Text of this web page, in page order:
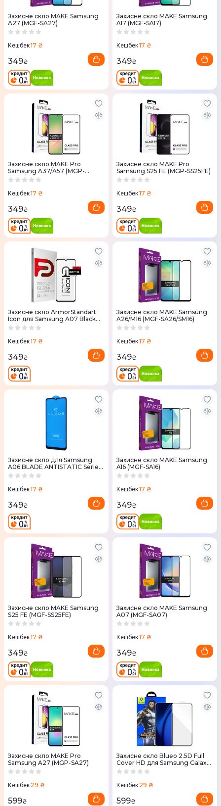
Захисне скло MAKE Samsung
A27 (MGF-SA27)
Кешбек17 ₴
349₴
Захисне скло MAKE Samsung
A17 (MGF-SA17)
Кешбек17 ₴
349₴
Захисне скло MAKE Pro
Samsung A37/A57 (MGP-
SA37/A57)
Кешбек17 ₴
349₴
Захисне скло MAKE Pro
Samsung S25 FE (MGP-SS25FE)
Кешбек17 ₴
349₴
Захисне скло ArmorStandart
Icon для Samsung A07 Black
(ARM86508)
Кешбек17 ₴
349₴
Захисне скло MAKE Samsung
A26/M16 (MGF-SA26/SM16)
Кешбек17 ₴
349₴
Захисне скло для Samsung
A06 BLADE ANTISTATIC Series
Full Glue (Black)
Кешбек17 ₴
349₴
Захисне скло MAKE Samsung
A16 (MGF-SA16)
Кешбек17 ₴
349₴
Захисне скло MAKE Samsung
S25 FE (MGF-SS25FE)
Кешбек17 ₴
349₴
Захисне скло MAKE Samsung
A07 (MGF-SA07)
Кешбек17 ₴
349₴
Захисне скло MAKE Pro
Samsung A27 (MGP-SA27)
Кешбек 29 ₴
599₴
Захисне скло Blueo 2.5D Full
Cover HD для Samsung Galaxy
S25+ (Black)
Кешбек 29 ₴
599₴